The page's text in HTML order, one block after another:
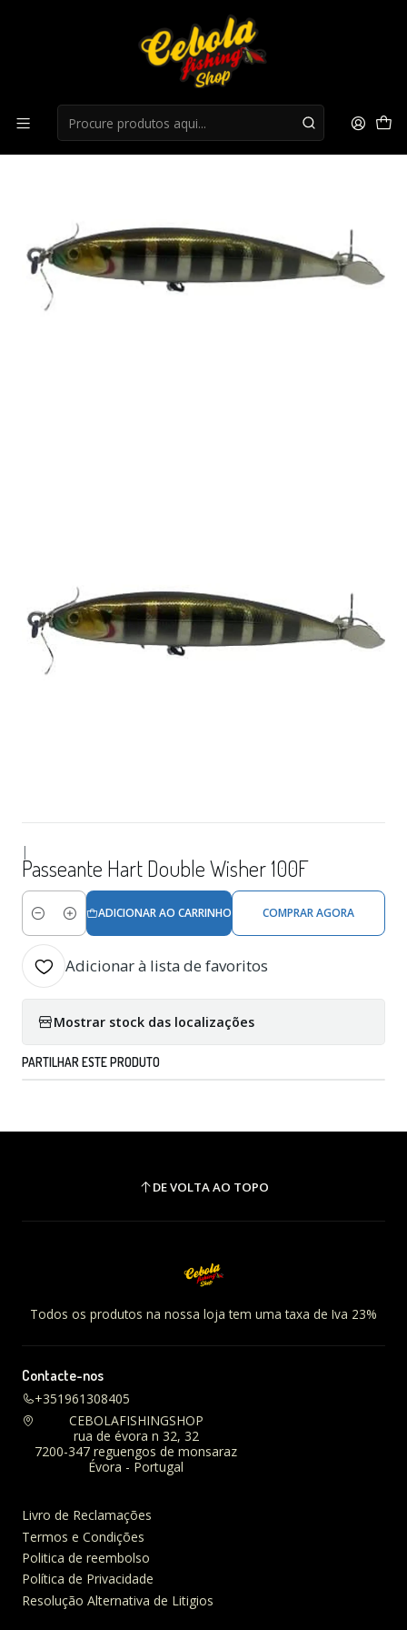
Passeante Hart Double Wisher 100F
|
Passeante Hart Double Wisher 100F
Quantidade
ADICIONAR AO CARRINHO COMPRAR AGORA
Adicionar à lista de favoritos
Mostrar stock das localizações
PARTILHAR ESTE PRODUTO
DE VOLTA AO TOPO
Todos os produtos na nossa loja tem uma taxa de Iva 23%
Contacte-nos
+351961308405
CEBOLAFISHINGSHOP
rua de évora n 32, 32
7200-347 reguengos de monsaraz
Évora - Portugal
Livro de Reclamações
Termos e Condições
Politica de reembolso
Política de Privacidade
Resolução Alternativa de Litigios